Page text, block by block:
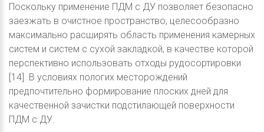
Поскольку применение ПДМ с ДУ позволяет безопасно
заезжать в очистное пространство, целесообразно
максимально расширять область применения камерных
систем и систем с сухой закладкой, в качестве которой
перспективно использовать отходы рудосортировки
[14]. В условиях пологих месторождений
предпочтительно формирование плоских дней для
качественной зачистки подстилающей поверхности
ПДМ с ДУ.